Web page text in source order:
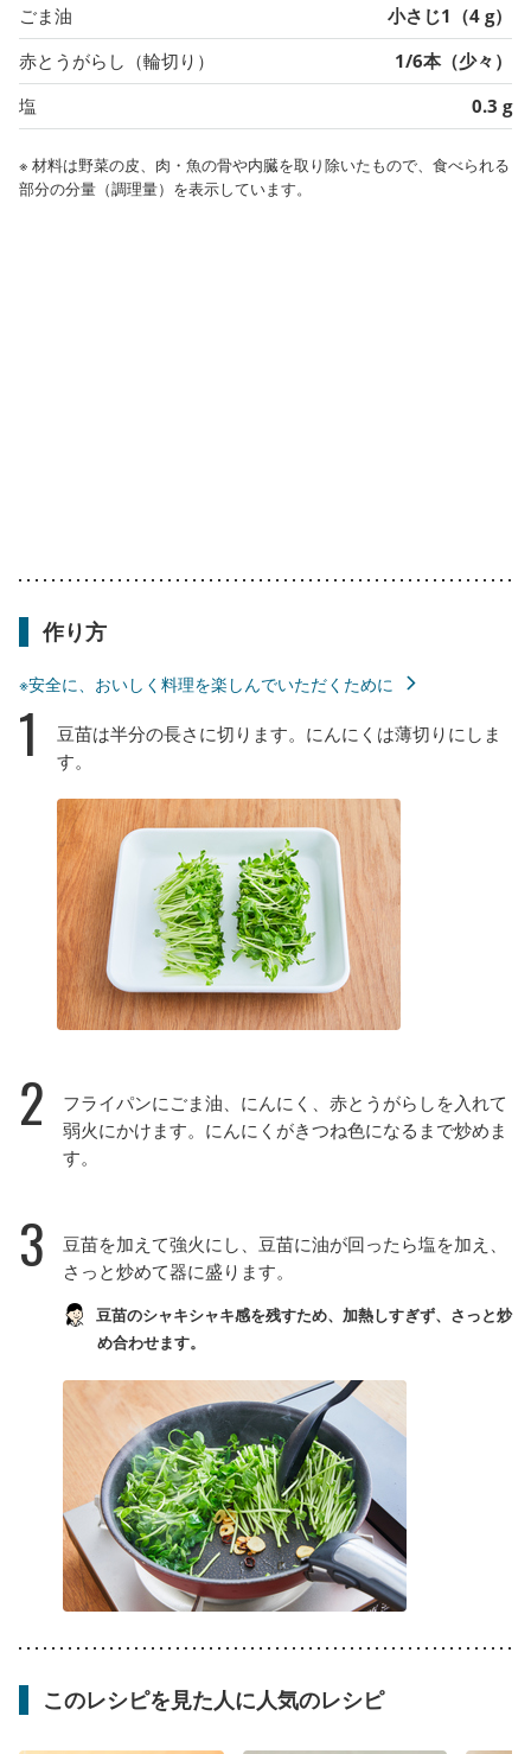
ごま油
小さじ1（4 g）
赤とうがらし（輪切り）
1/6本（少々）
塩
0.3 g
※ 材料は野菜の皮、肉・魚の骨や内臓を取り除いたもので、食べられる
部分の分量（調理量）を表示しています。
作り方
※安全に、おいしく料理を楽しんでいただくために
1
豆苗は半分の長さに切ります。にんにくは薄切りにしま
す。
2
フライパンにごま油、にんにく、赤とうがらしを入れて
弱火にかけます。にんにくがきつね色になるまで炒めま
す。
3
豆苗を加えて強火にし、豆苗に油が回ったら塩を加え、
さっと炒めて器に盛ります。
豆苗のシャキシャキ感を残すため、加熱しすぎず、さっと炒
め合わせます。
このレシピを見た人に人気のレシピ